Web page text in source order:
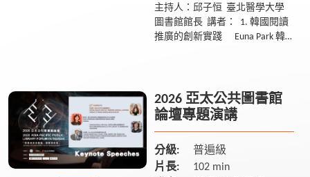
主持人：邱子恒 臺北醫學大學
圖書館館長 講者： 1. 韓國閱讀
推廣的創新實踐 Euna Park 韓
2026 亞太公共圖書館
論壇專題演講
分級:
普遍級
片長:
102 min